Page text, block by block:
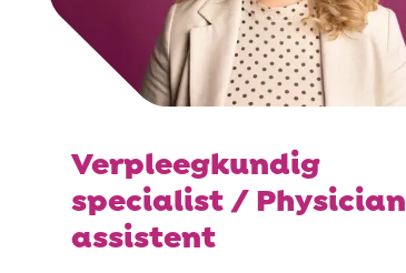
Verpleegkundig
specialist / Physician
assistent